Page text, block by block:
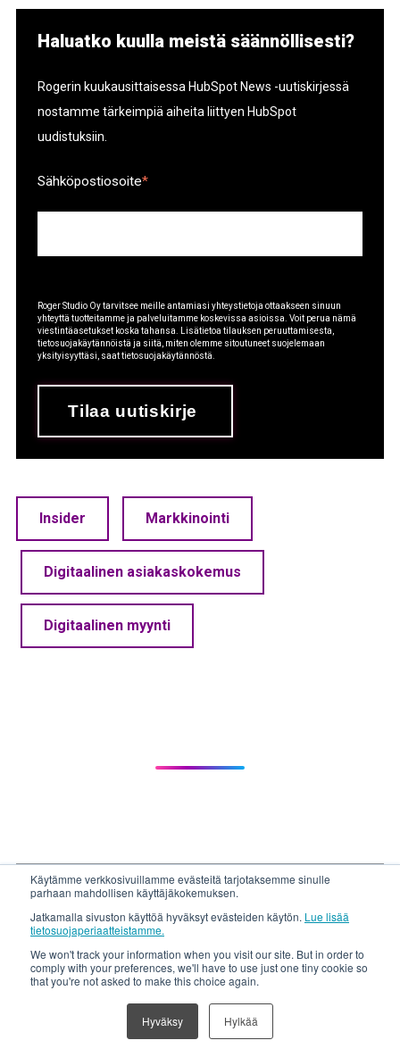
Käytämme verkkosivuillamme evästeitä tarjotaksemme sinulle
parhaan mahdollisen käyttäjäkokemuksen.
Jatkamalla sivuston käyttöä hyväksyt evästeiden käytön. Lue lisää
tietosuojaperiaatteistamme.
We won't track your information when you visit our site. But in order to
comply with your preferences, we'll have to use just one tiny cookie so
that you're not asked to make this choice again.
Hyväksy Hylkää
Haluatko kuulla meistä säännöllisesti?
Rogerin kuukausittaisessa HubSpot News -uutiskirjessä
nostamme tärkeimpiä aiheita liittyen HubSpot
uudistuksiin.
Sähköpostiosoite*
Roger Studio Oy tarvitsee meille antamiasi yhteystietoja ottaakseen sinuun
yhteyttä tuotteitamme ja palveluitamme koskevissa asioissa. Voit perua nämä
viestintäasetukset koska tahansa. Lisätietoa tilauksen peruuttamisesta,
tietosuojakäytännöistä ja siitä, miten olemme sitoutuneet suojelemaan
yksityisyyttäsi, saat tietosuojakäytännöstä.
Insider Markkinointi
Digitaalinen asiakaskokemus
Digitaalinen myynti